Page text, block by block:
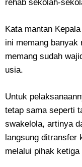
rehab sekolah-
Kata mantan
ini memang banyak
memang sudah
usia.
Untuk
tetap sama seperti
swakelola, artinya
langsung ditransfer
melalui pihak